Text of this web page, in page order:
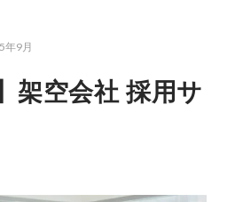
年9月
架空会社 採用サ